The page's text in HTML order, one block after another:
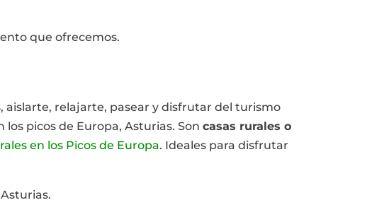
que ofrecemos.
relajarte, pasear y disfrutar del turismo
los picos de Europa, Asturias. Son casas rurales o
en los Picos de Europa. Ideales para disfrutar